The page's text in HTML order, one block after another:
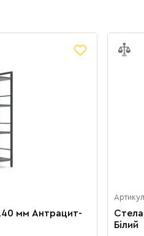
мм Антрацит-
Білий